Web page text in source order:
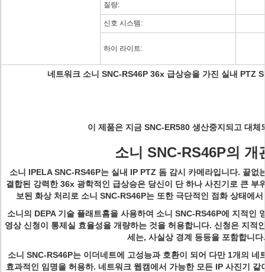
질량:
신호 시스템:
하이 라이트:
네트워크 소니 SNC-RS46P 36x 급상승을 가진 실내 PTZ
이 제품은 지금 SNC-ER580 생산중지되고 대체
소니 SNC-RS46P의 개
소니 IPELA SNC-RS46P는 실내 IP PTZ 돔 감시 카메라입니다. 끝없
결합된 강력한 36x 광학적인 급상승은 당신이 단 하나 사진기로 큰 부
보된 화상 처리로 소니 SNC-RS46P는 또한 극단적인 점화 상태에
소니의 DEPA 기술 플래트홈을 사용하여 소니 SNC-RS46P에 지적인
영상 신청이 통제실 효율성을 개량하는 것을 허용합니다. 신청은 지
세는, 사실상 경계 등등을 포함합니다.
소니 SNC-RS46P는 이더네트에 고성능과 호환이 되어 다만 1개의 네
효과적인 임명을 허용하. 네트워크 웹캠에서 가능한 모든 IP 사진기